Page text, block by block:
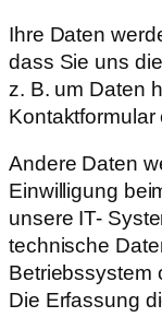
Ihre Daten
dass Sie uns
z. B. um Daten
Kontaktformular
Andere Daten
Einwilligung
unsere IT-
technische
Betriebssystem
Die Erfassung